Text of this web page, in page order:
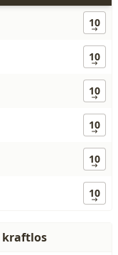
10
10
10
10
10
10
kraftlos